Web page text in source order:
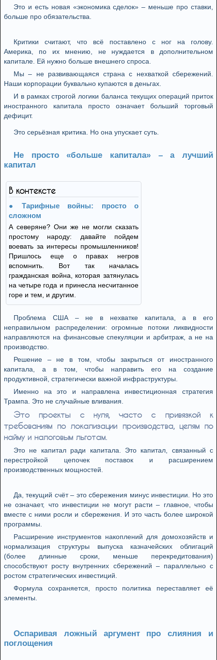
Это и есть новая «экономика сделок» – меньше про ставки,
больше про обязательства.
Критики считают, что всё поставлено с ног на голову.
Америка, по их мнению, не нуждается в дополнительном
капитале. Ей нужно больше внешнего спроса.
Мы – не развивающаяся страна с нехваткой сбережений.
Наши корпорации буквально купаются в деньгах.
И в рамках строгой логики баланса текущих операций приток
иностранного капитала просто означает больший торговый
дефицит.
Это серьёзная критика. Но она упускает суть.
Не просто «больше капитала» – а лучший
капитал
В контексте
Тарифные войны: просто о
сложном
А северяне? Они же не могли сказать
простому народу: давайте пойдем
воевать за интересы промышленников!
Пришлось еще о правах негров
вспомнить. Вот так началась
гражданская война, которая затянулась
на четыре года и принесла несчитанное
горе и тем, и другим.
Проблема США – не в нехватке капитала, а в его
неправильном распределении: огромные потоки ликвидности
направляются на финансовые спекуляции и арбитраж, а не на
производство.
Решение – не в том, чтобы закрыться от иностранного
капитала, а в том, чтобы направить его на создание
продуктивной, стратегически важной инфраструктуры.
Именно на это и направлена инвестиционная стратегия
Трампа. Это не случайные вливания.
Это проекты с нуля, часто с привязкой к
требованиям по локализации производства, целям по
найму и налоговым льготам.
Это не капитал ради капитала. Это капитал, связанный с
перестройкой цепочек поставок и расширением
производственных мощностей.
Да, текущий счёт – это сбережения минус инвестиции. Но это
не означает, что инвестиции не могут расти – главное, чтобы
вместе с ними росли и сбережения. И это часть более широкой
программы.
Расширение инструментов накоплений для домохозяйств и
нормализация структуры выпуска казначейских облигаций
(более длинные сроки, меньше перекредитования)
способствуют росту внутренних сбережений – параллельно с
ростом стратегических инвестиций.
Формула сохраняется, просто политика переставляет её
элементы.
Оспаривая ложный аргумент про слияния и
поглощения